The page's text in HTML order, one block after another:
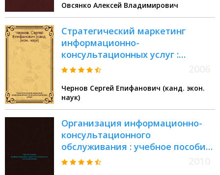
предприятии АПК"
Овсянко Алексей Владимирович
Стратегический маркетинг
информационно-
консультационных услуг :
монография
Чернов Сергей Епифанович (канд. экон.
наук)
Организация информационно-
консультационного
обслуживания : учебное пособие
: (для студентов очного